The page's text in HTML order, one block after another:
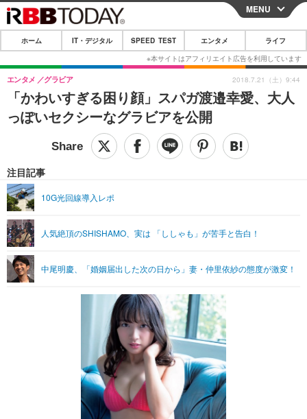
CLOSE
ホーム
IT・デジタル
IT・デジタルTOP スマートフォン
ショッピング その他
SPEED TEST
エンタメTOP 映画・ドラマ
グラビア ブログ
ショッピング その他
ライフTOP
リリース一覧
プッシュ通知の停止方法
MENU
ホーム IT・デジタル SPEED TEST エンタメ ライフ
「かわいすぎる困り顔」スパガ渡邉幸愛、大人
っぽいセクシーなグラビアを公開
エンタメ グラビア
注目記事
10G光回線導入レポ
人気絶頂のSHISHAMO、実は 「ししゃも」が苦手と告白！
中尾明慶、「婚姻届出した次の日から」妻・仲里依紗の態度が激変！
2018.7.21（土）9:44